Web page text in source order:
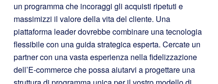
un programma che incoraggi gli acquisti ripetuti e
massimizzi il valore della vita del cliente. Una
piattaforma leader dovrebbe combinare una tecnologia
flessibile con una guida strategica esperta. Cercate un
partner con una vasta esperienza nella fidelizzazione
dell’E-commerce che possa aiutarvi a progettare una